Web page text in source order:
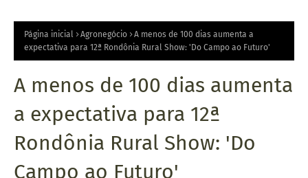
S
T
A
Q
U
Tribunal de Contas
Página inicial Agronegócio
A menos de 100 dias aumenta a
expectativa para 12ª Rondônia Rural Show: 'Do Campo ao Futuro'
A menos de 100 dias aumenta
a expectativa para 12ª
Rondônia Rural Show: 'Do
Campo ao Futuro'